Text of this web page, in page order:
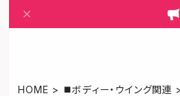
HOME ◼️ボディー・ウイング関連